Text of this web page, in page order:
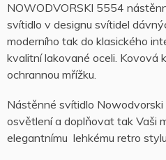
NOWODVORSKI 5554
svítidlo v designu svítidel
moderního tak do klasického
kvalitní lakované oceli. Kovová
ochrannou mřížku.
Nástěnné svítidlo
osvětlení a doplňovat tak Vaši
elegantnímu lehkému retro